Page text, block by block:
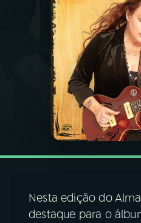
PROGRAMAS
PODCASTS
VIDEOCASTS
07ÚLTIMAS
08FESTIVAL DE MÚSICA
Nesta edição do
destaque para o